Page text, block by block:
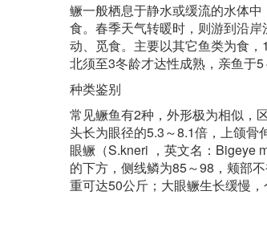
鳜一般栖息于静水或缓流的水体
食。春季天气转暖时，则游到沿
动、觅食。主要以其它鱼类为食
北须至3冬龄才达性成熟，亲鱼于
种类鉴别
常见鳜鱼有2种，外形极为相似，
头长为眼径的5.3～8.1倍，上颌骨
眼鳜（S.kneri ，英文名：Bigeye
的下方，侧线鳞为85～98，颊部
重可达50公斤；大眼鳜生长缓慢